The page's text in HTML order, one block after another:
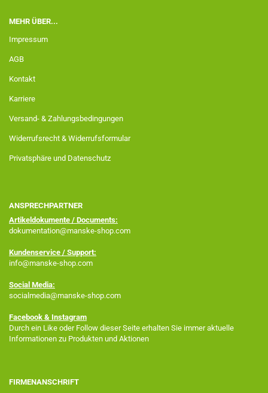
MEHR ÜBER...
Impressum
AGB
Kontakt
Karriere
Versand- & Zahlungsbedingungen
Widerrufsrecht & Widerrufsformular
Privatsphäre und Datenschutz
ANSPRECHPARTNER
Artikeldokumente / Documents:
dokumentation@manske-shop.com
Kundenservice / Support:
info@manske-shop.com
Social Media:
socialmedia@manske-shop.com
Facebook & Instagram
Durch ein Like oder Follow dieser Seite erhalten Sie immer aktuelle
Informationen zu Produkten und Aktionen
FIRMENANSCHRIFT